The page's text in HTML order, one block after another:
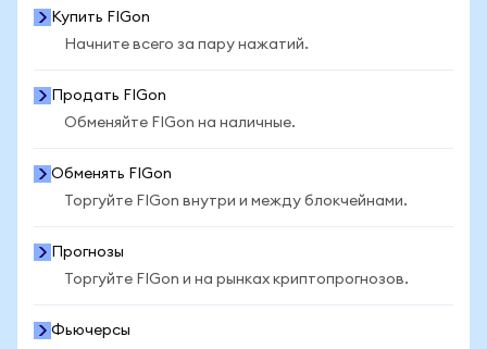
Купить FIGon
Начните всего за пару нажатий.
Продать FIGon
Обменяйте FIGon на наличные.
Обменять FIGon
Торгуйте FIGon внутри и между блокчейнами.
Прогнозы
Торгуйте FIGon и на рынках криптопрогнозов.
Фьючерсы